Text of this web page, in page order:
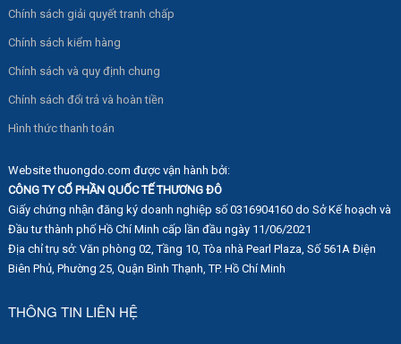
Chính sách giải quyết tranh chấp
Chính sách kiểm hàng
Chính sách và quy định chung
Chính sách đổi trả và hoàn tiền
Hình thức thanh toán
Website thuongdo.com được vận hành bởi:
CÔNG TY CỔ PHẦN QUỐC TẾ THƯƠNG ĐÔ
Giấy chứng nhận đăng ký doanh nghiệp số 0316904160 do Sở Kế hoạch và
Đầu tư thành phố Hồ Chí Minh cấp lần đầu ngày 11/06/2021
Địa chỉ trụ sở: Văn phòng 02, Tầng 10, Tòa nhà Pearl Plaza, Số 561A Điện
Biên Phủ, Phường 25, Quận Bình Thạnh, TP. Hồ Chí Minh
THÔNG TIN LIÊN HỆ